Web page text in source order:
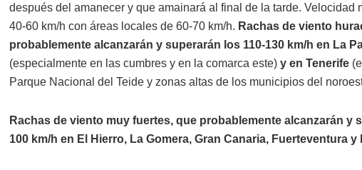
después del amanecer y que amainará al final de la tarde. Velocidad
40-60 km/h con áreas locales de 60-70 km/h. Rachas de viento
probablemente alcanzarán y superarán los 110-130 km/h en La
(especialmente en las cumbres y en la comarca este) y en Tenerife
Parque Nacional del Teide y zonas altas de los municipios del
Rachas de viento muy fuertes, que probablemente alcanzarán y
100 km/h en El Hierro, La Gomera, Gran Canaria, Fuerteventura y